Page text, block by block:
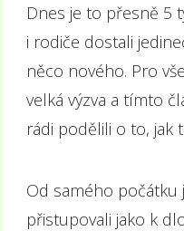
Dnes je to přesně 5
i rodiče dostali
něco nového. Pro
velká výzva a tímto
rádi podělili o to, jak
Od samého počátku
přistupovali jako k